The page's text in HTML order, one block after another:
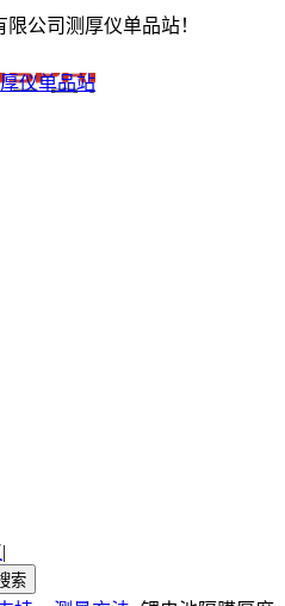
公司测厚仪单品站！
仪单品站
|